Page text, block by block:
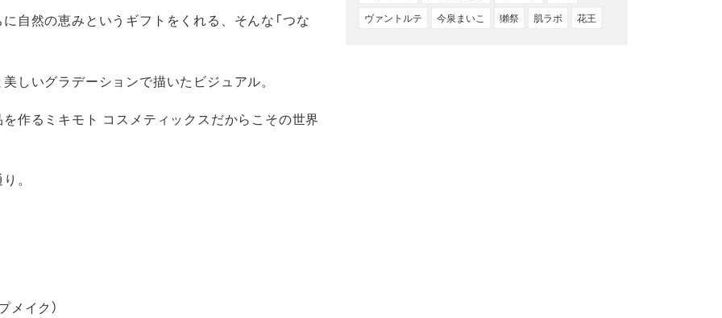
自然の恵みというギフトをくれる、そんな「つな
しいグラデーションで描いたビジュアル。
作るミキモト コスメティックスだからこその世界
。
イク）
ヴァントルテ 今泉まいこ 獺祭 肌ラボ 花王